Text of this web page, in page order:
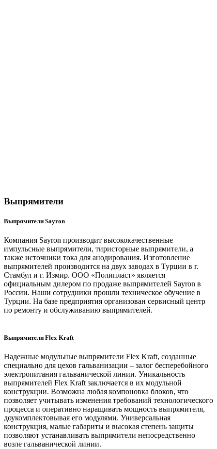
Выпрямители
Выпрямители Sayron
Компания Sayron производит высококачественные
импульсные выпрямители, тиристорные выпрямители, а
также источники тока для анодирования. Изготовление
выпрямителей производится на двух заводах в Турции в г.
Стамбул и г. Измир. ООО «Полипласт» является
официальным дилером по продаже выпрямителей Sayron в
России. Наши сотрудники прошли техническое обучение в
Турции. На базе предприятия организован сервисный центр
по ремонту и обслуживанию выпрямителей.
Выпрямители Flex Kraft
Надежные модульные выпрямители Flex Kraft, созданные
специально для цехов гальванизации – залог бесперебойного
электропитания гальванической линии. Уникальность
выпрямителей Flex Kraft заключается в их модульной
конструкции. Возможна любая компоновка блоков, что
позволяет учитывать изменения требований технологического
процесса и оперативно наращивать мощность выпрямителя,
доукомплектовывая его модулями. Универсальная
конструкция, малые габариты и высокая степень защиты
позволяют устанавливать выпрямители непосредственно
возле гальванической линии.